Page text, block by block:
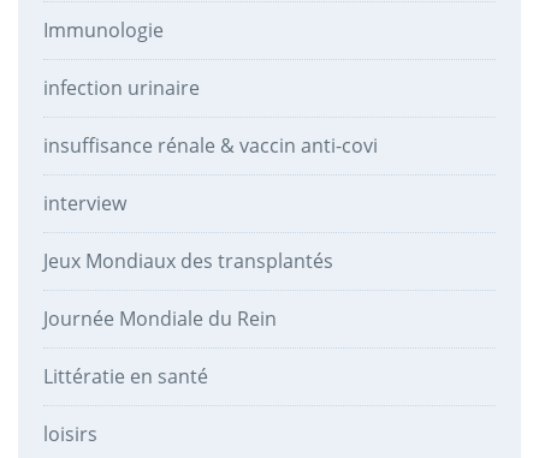
Immunologie
infection urinaire
insuffisance rénale & vaccin anti-covi
interview
Jeux Mondiaux des transplantés
Journée Mondiale du Rein
Littératie en santé
loisirs